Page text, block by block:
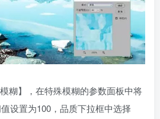
糊】，在特殊模糊的参数面板中将
设置为100，品质下拉框中选择